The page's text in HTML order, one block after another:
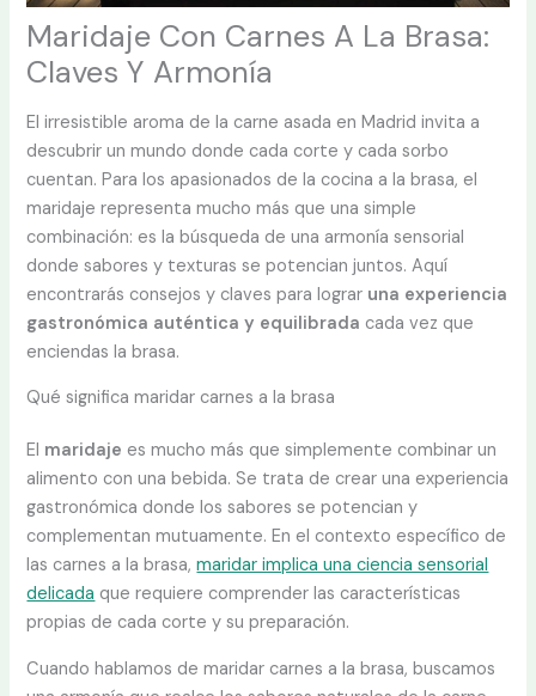
Maridaje Con Carnes A La Brasa:
Claves Y Armonía
El irresistible aroma de la carne asada en Madrid invita a
descubrir un mundo donde cada corte y cada sorbo
cuentan. Para los apasionados de la cocina a la brasa, el
maridaje representa mucho más que una simple
combinación: es la búsqueda de una armonía sensorial
donde sabores y texturas se potencian juntos. Aquí
encontrarás consejos y claves para lograr una experiencia
gastronómica auténtica y equilibrada cada vez que
enciendas la brasa.
Qué significa maridar carnes a la brasa
El maridaje es mucho más que simplemente combinar un
alimento con una bebida. Se trata de crear una experiencia
gastronómica donde los sabores se potencian y
complementan mutuamente. En el contexto específico de
las carnes a la brasa,maridar implica una ciencia sensorial
delicada que requiere comprender las características
propias de cada corte y su preparación.
Cuando hablamos de maridar carnes a la brasa, buscamos